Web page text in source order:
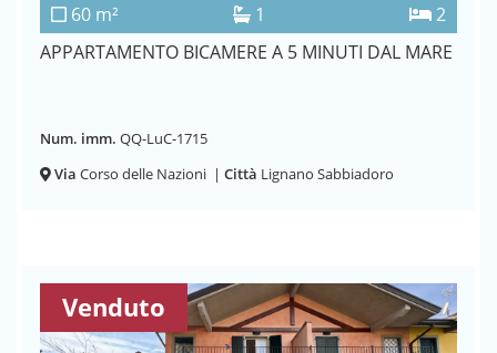
60 m² 1
2
APPARTAMENTO BICAMERE A 5 MINUTI DAL MARE
Num. imm. QQ-LuC-1715
Via Corso delle Nazioni | Città Lignano Sabbiadoro
Venduto